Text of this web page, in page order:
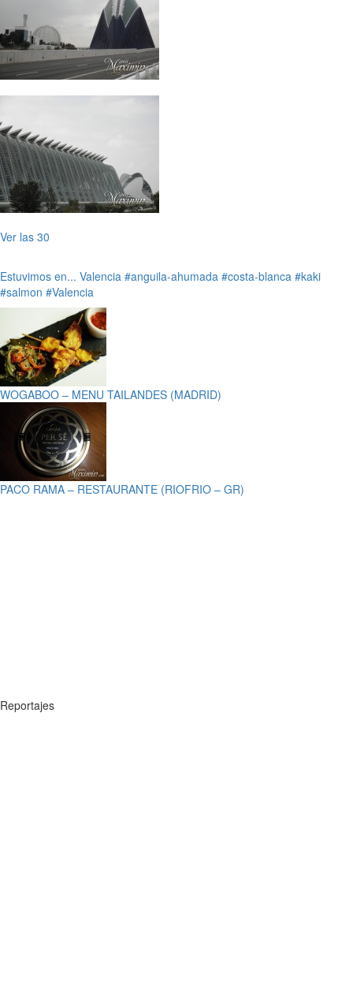
Ver las 30
Estuvimos en... Valencia #anguila-ahumada #costa-blanca #kaki
#salmon #Valencia
WOGABOO – MENU TAILANDES (MADRID)
PACO RAMA – RESTAURANTE (RIOFRIO – GR)
Reportajes